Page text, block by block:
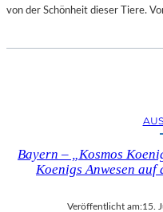
von der Schönheit dieser Tiere.
Bayern – „Kosmos
Koenigs Anwesen
Veröffentlicht am:15.